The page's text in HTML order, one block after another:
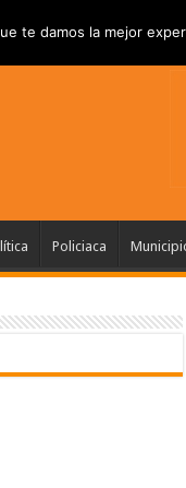
Policiaca
te damos la mejor